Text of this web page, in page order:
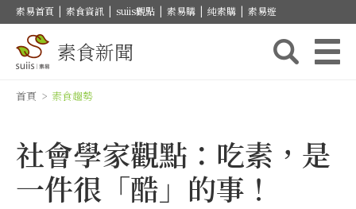
素易首頁 | 素食資訊 | suiis觀點 | 素易購 | 純素購 | 素易遊
素食新聞
首頁 > 素食趨勢
社會學家觀點：吃素，是
一件很「酷」的事！